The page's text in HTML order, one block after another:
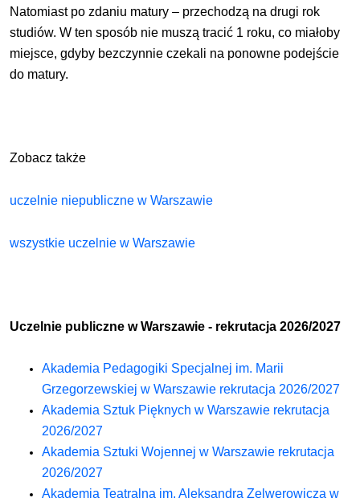
Natomiast po zdaniu matury – przechodzą na drugi rok
studiów. W ten sposób nie muszą tracić 1 roku, co miałoby
miejsce, gdyby bezczynnie czekali na ponowne podejście
do matury.
Zobacz także
uczelnie niepubliczne w Warszawie
wszystkie uczelnie w Warszawie
Uczelnie publiczne w Warszawie - rekrutacja 2026/2027
Akademia Pedagogiki Specjalnej im. Marii
Grzegorzewskiej w Warszawie rekrutacja 2026/2027
Akademia Sztuk Pięknych w Warszawie rekrutacja
2026/2027
Akademia Sztuki Wojennej w Warszawie rekrutacja
2026/2027
Akademia Teatralna im. Aleksandra Zelwerowicza w